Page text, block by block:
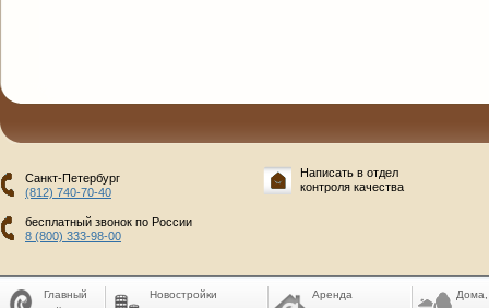
Санкт-Петербург
(812) 740-70-40
бесплатный звонок по России
8 (800) 333-98-00
Написать в отдел
контроля качества
Главный
Новостройки
Аренда
Дома,